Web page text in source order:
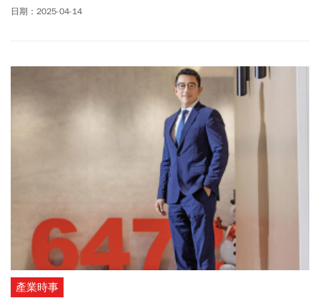
會、以「AI時代人才培育」為題用台語演講，他強調「AI將取代人類
日期：2025-04-14
產業時事